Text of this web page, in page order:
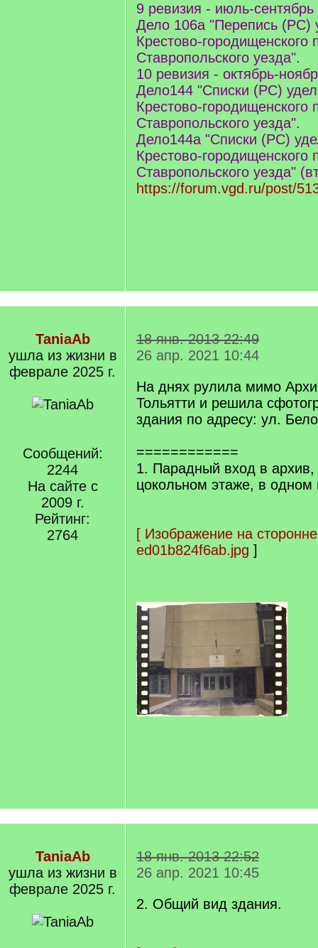
9 ревизия - июль-сентябрь
Дело 106а "Перепись (РС)
Крестово-городищенского
Ставропольского уезда".
10 ревизия - октябрь-
Дело144 "Списки (РС)
Крестово-городищенского
Ставропольского уезда".
Дело144а "Списки (РС)
Крестово-городищенского
Ставропольского уезда"
https://forum.vgd.ru/post/
TaniaAb
ушла из жизни в
феврале 2025 г.
Сообщений:
2244
На сайте с
2009 г.
Рейтинг:
2764
18 янв. 2013 22:49
26 апр. 2021 10:44
На днях рулила мимо
Тольятти и решила
здания по адресу: ул.
============
1. Парадный вход в
цокольном этаже, в одном
[ Изображение на
ed01b824f6ab.jpg ]
TaniaAb
ушла из жизни в
феврале 2025 г.
18 янв. 2013 22:52
26 апр. 2021 10:45
2. Общий вид здания.